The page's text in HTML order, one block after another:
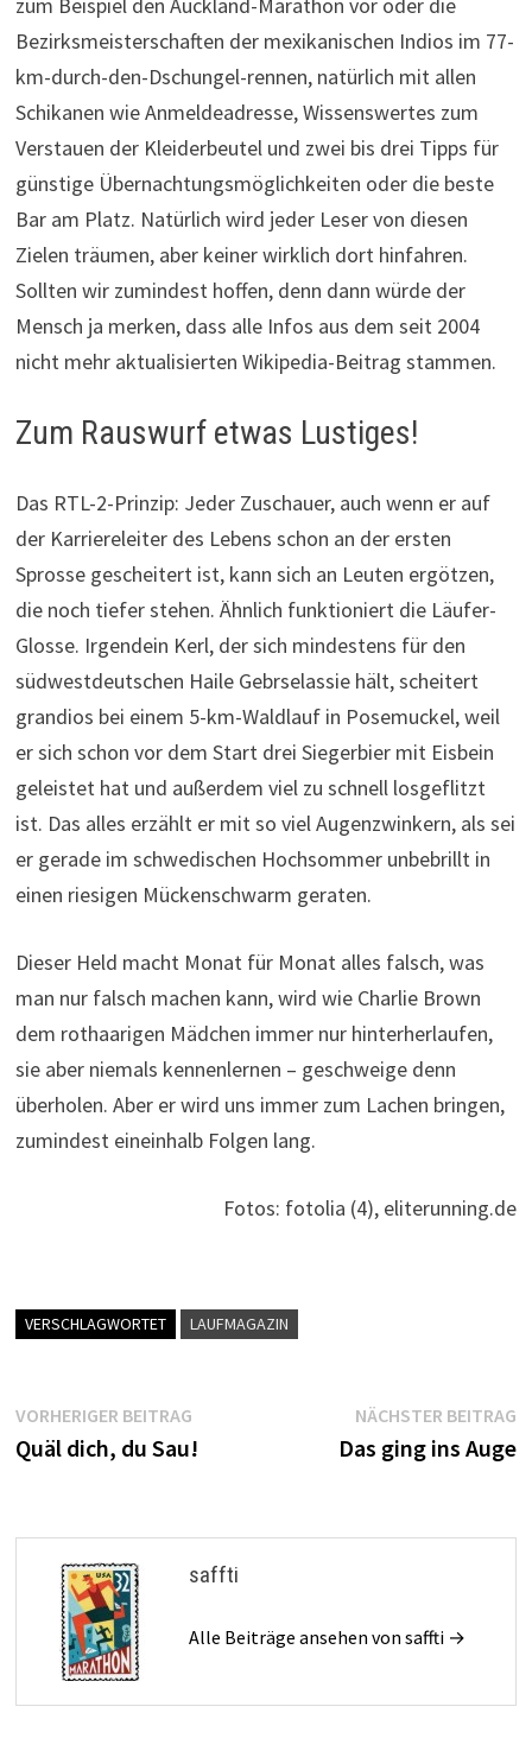
Bezirksmeisterschaften der mexikanischen Indios im 77-
km-durch-den-Dschungel-rennen, natürlich mit allen
Schikanen wie Anmeldeadresse, Wissenswertes zum
Verstauen der Kleiderbeutel und zwei bis drei Tipps für
günstige Übernachtungsmöglichkeiten oder die beste
Bar am Platz. Natürlich wird jeder Leser von diesen
Zielen träumen, aber keiner wirklich dort hinfahren.
Sollten wir zumindest hoffen, denn dann würde der
Mensch ja merken, dass alle Infos aus dem seit 2004
nicht mehr aktualisierten Wikipedia-Beitrag stammen.
Zum Rauswurf etwas Lustiges!
Das RTL-2-Prinzip: Jeder Zuschauer, auch wenn er auf
der Karriereleiter des Lebens schon an der ersten
Sprosse gescheitert ist, kann sich an Leuten ergötzen,
die noch tiefer stehen. Ähnlich funktioniert die Läufer-
Glosse. Irgendein Kerl, der sich mindestens für den
südwestdeutschen Haile Gebrselassie hält, scheitert
grandios bei einem 5-km-Waldlauf in Posemuckel, weil
er sich schon vor dem Start drei Siegerbier mit Eisbein
geleistet hat und außerdem viel zu schnell losgeflitzt
ist. Das alles erzählt er mit so viel Augenzwinkern, als sei
er gerade im schwedischen Hochsommer unbebrillt in
einen riesigen Mückenschwarm geraten.
Dieser Held macht Monat für Monat alles falsch, was
man nur falsch machen kann, wird wie Charlie Brown
dem rothaarigen Mädchen immer nur hinterherlaufen,
sie aber niemals kennenlernen – geschweige denn
überholen. Aber er wird uns immer zum Lachen bringen,
zumindest eineinhalb Folgen lang.
Fotos: fotolia (4), eliterunning.de
VERSCHLAGWORTET LAUFMAGAZIN
Beitragsnavigation
VORHERIGER BEITRAGVorheriger
Beitrag:
Quäl dich, du Sau!
NÄCHSTER BEITRAG
Das ging ins Auge
saffti
Alle Beiträge ansehen von saffti →